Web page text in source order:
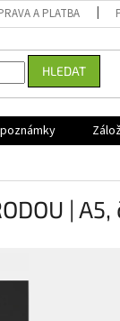
A PLATBA
HLEDAT
|